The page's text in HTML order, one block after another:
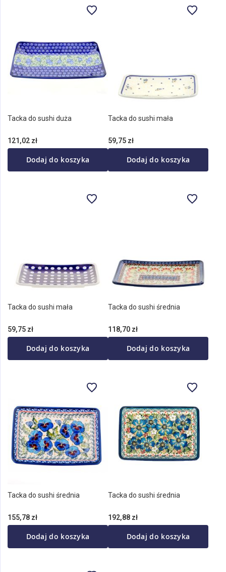
Tacka do sushi duża
121,02 zł
Dodaj do koszyka
Tacka do sushi mała
59,75 zł
Dodaj do koszyka
Tacka do sushi mała
59,75 zł
Dodaj do koszyka
Tacka do sushi średnia
118,70 zł
Dodaj do koszyka
Tacka do sushi średnia
155,78 zł
Dodaj do koszyka
Tacka do sushi średnia
192,88 zł
Dodaj do koszyka